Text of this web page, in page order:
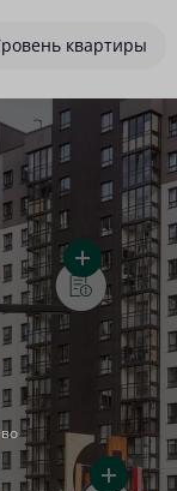
квартиры